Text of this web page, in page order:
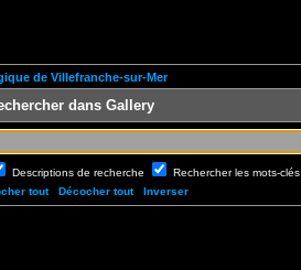
de Villefranche-sur-Mer
dans Gallery
Descriptions de recherche Rechercher les mots-clés
tout
Décocher tout Inverser